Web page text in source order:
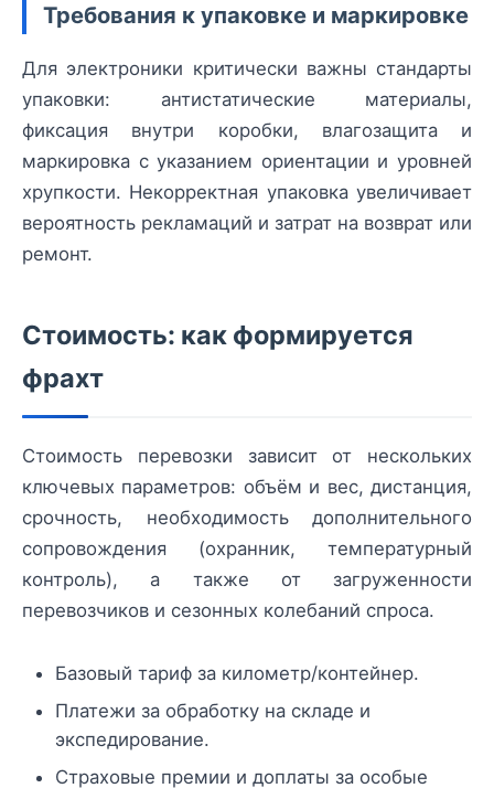
Требования к упаковке и маркировке
Для электроники критически важны стандарты
упаковки: антистатические материалы,
фиксация внутри коробки, влагозащита и
маркировка с указанием ориентации и уровней
хрупкости. Некорректная упаковка увеличивает
вероятность рекламаций и затрат на возврат или
ремонт.
Стоимость: как формируется
фрахт
Стоимость перевозки зависит от нескольких
ключевых параметров: объём и вес, дистанция,
срочность, необходимость дополнительного
сопровождения (охранник, температурный
контроль), а также от загруженности
перевозчиков и сезонных колебаний спроса.
Базовый тариф за километр/контейнер.
Платежи за обработку на складе и
экспедирование.
Страховые премии и доплаты за особые